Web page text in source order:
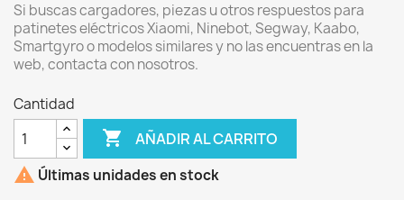
Si buscas cargadores, piezas u otros respuestos para
patinetes eléctricos Xiaomi, Ninebot, Segway, Kaabo,
Smartgyro o modelos similares y no las encuentras en la
web, contacta con nosotros.
Cantidad
 AÑADIR AL CARRITO
 Últimas unidades en stock